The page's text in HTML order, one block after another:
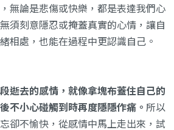
，無論是悲傷或快樂，都是表達我們心
須刻意隱忍或掩蓋真實的心情，讓自
相處，也能在過程中更認識自己。
逝去的感情，就像拿塊布蓋住自己的
不小心碰觸到時再度隱隱作痛。 所以
卻不愉快，從感情中馬上走出來，試